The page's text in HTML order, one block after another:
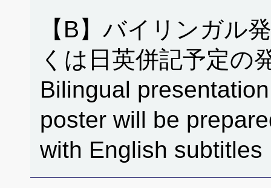
【B】バイリンガル
くは日英併記予定の
Bilingual
poster will be
with English subtitles